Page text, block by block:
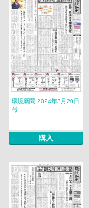
環境新聞 2024年3月20日
号
購入